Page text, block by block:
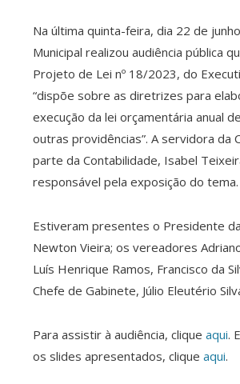
Na última quinta-feira, dia 22 de
Municipal realizou audiência pública
Projeto de Lei nº 18/2023, do
“dispõe sobre as diretrizes para
execução da lei orçamentária anual
outras providências”. A servidora da
parte da Contabilidade, Isabel
responsável pela exposição do tema.
Estiveram presentes o Presidente da
Newton Vieira; os vereadores
Luís Henrique Ramos, Francisco da
Chefe de Gabinete, Júlio Eleutério
Para assistir à audiência, clique aqui.
os slides apresentados, clique aqui.